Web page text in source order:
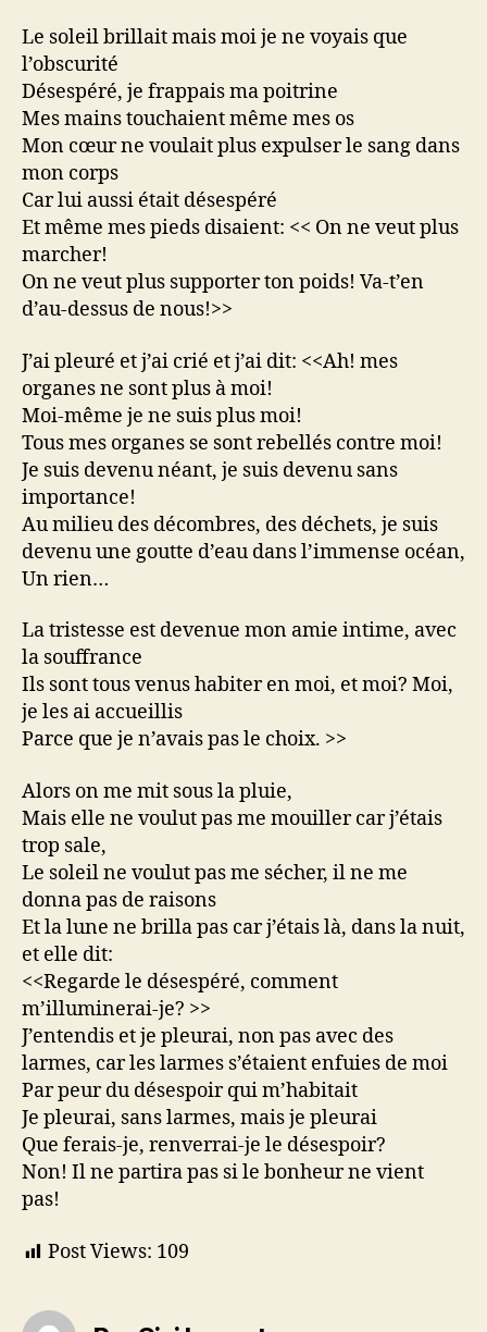
Le soleil brillait mais moi je ne voyais que
l’obscurité
Désespéré, je frappais ma poitrine
Mes mains touchaient même mes os
Mon cœur ne voulait plus expulser le sang dans
mon corps
Car lui aussi était désespéré
Et même mes pieds disaient: << On ne veut plus
marcher!
On ne veut plus supporter ton poids! Va-t’en
d’au-dessus de nous!>>
J’ai pleuré et j’ai crié et j’ai dit: <<Ah! mes
organes ne sont plus à moi!
Moi-même je ne suis plus moi!
Tous mes organes se sont rebellés contre moi!
Je suis devenu néant, je suis devenu sans
importance!
Au milieu des décombres, des déchets, je suis
devenu une goutte d’eau dans l’immense océan,
Un rien…
La tristesse est devenue mon amie intime, avec
la souffrance
Ils sont tous venus habiter en moi, et moi? Moi,
je les ai accueillis
Parce que je n’avais pas le choix. >>
Alors on me mit sous la pluie,
Mais elle ne voulut pas me mouiller car j’étais
trop sale,
Le soleil ne voulut pas me sécher, il ne me
donna pas de raisons
Et la lune ne brilla pas car j’étais là, dans la nuit,
et elle dit:
<<Regarde le désespéré, comment
m’illuminerai-je? >>
J’entendis et je pleurai, non pas avec des
larmes, car les larmes s’étaient enfuies de moi
Par peur du désespoir qui m’habitait
Je pleurai, sans larmes, mais je pleurai
Que ferais-je, renverrai-je le désespoir?
Non! Il ne partira pas si le bonheur ne vient
pas!
Post Views: 109